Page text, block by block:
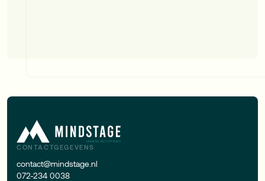
CONTACTGEGEVENS
contact@mindstage.nl
072-234 0038